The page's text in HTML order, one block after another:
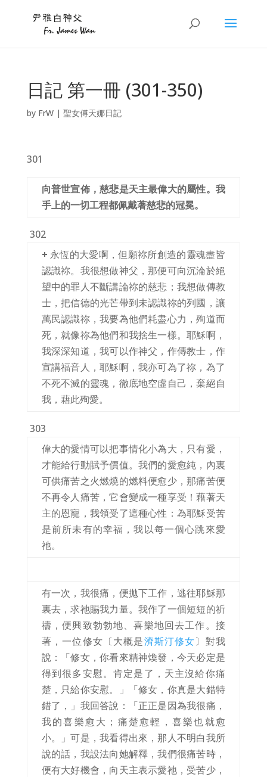
日記 第一冊 (301-350)
by FrW| 聖女傅天娜日記
301
向普世宣佈，慈悲是天主最偉大的屬性。我
手上的一切工程都佩戴著慈悲的冠冕。
302
+ 永恆的大愛啊，但願祢所創造的靈魂盡皆
認識祢。我很想做神父，那便可向沉淪於絕
望中的罪人不斷講論祢的慈悲；我想做傳教
士，把信德的光芒帶到未認識祢的列國，讓
萬民認識祢，我要為他們耗盡心力，殉道而
死，就像祢為他們和我捨生一樣。耶穌啊，
我深深知道，我可以作神父，作傳教士，作
宣講福音人，耶穌啊，我亦可為了祢，為了
不死不滅的靈魂，徹底地空虛自己，棄絕自
我，藉此殉愛。
303
偉大的愛情可以把事情化小為大，只有愛，
才能給行動賦予價值。我們的愛愈純，內裏
可供痛苦之火燃燒的燃料便愈少，那痛苦便
不再令人痛苦，它會變成一種享受！藉著天
主的恩寵，我領受了這種心性：為耶穌受苦
是前所未有的幸福，我以每一個心跳來愛
祂。
有一次，我很痛，便拋下工作，逃往耶穌那
裏去，求祂賜我力量。我作了一個短短的祈
禱，便興致勃勃地、喜樂地回去工作。接
著，一位修女〔大概是濟斯汀修女〕對我
說：「修女，你看來精神煥發，今天必定是
得到很多安慰。肯定是了，天主沒給你痛
楚，只給你安慰。」「修女，你真是大錯特
錯了，」我回答說：「正正是因為我很痛，
我的喜樂愈大；痛楚愈輕，喜樂也就愈
小。」可是，我看得出來，那人不明白我所
說的話，我設法向她解釋，我們很痛苦時，
便有大好機會，向天主表示愛祂，受苦少，